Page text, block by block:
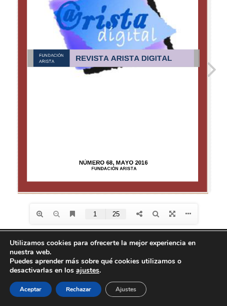
Diseño de Seos +
| © Todos los derechos reservados
Fundación Arista - Aviso Legal
privacidad- Política de Cookies
Utilizamos cookies para ofrecerte la mejor experiencia en
nuestra web.
Puedes aprender más sobre qué cookies utilizamos o
desactivarlas en los ajustes.
Aceptar Rechazar Ajustes